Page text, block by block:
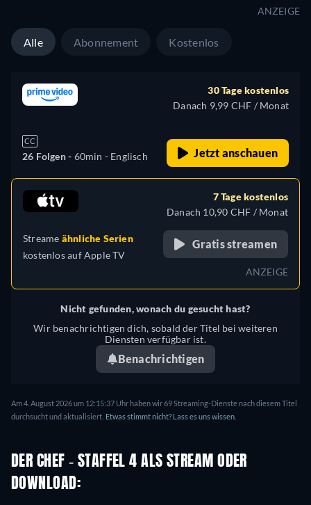
ANZEIGE
Alle Abonnement Kostenlos
CC
26 Folgen - 60min - Englisch
30 Tage kostenlos
Danach 9,99 CHF / Monat
Jetzt anschauen
Streame ähnliche Serien
kostenlos aufApple TV
7 Tage kostenlos
Danach 10,90 CHF / Monat
Gratis streamen
ANZEIGE
Nicht gefunden, wonach du gesucht hast?
Wir benachrichtigen dich, sobald der Titel bei weiteren
Diensten verfügbar ist.
Benachrichtigen
Am 4. August 2026 um 12:15:37 Uhr haben wir 69 Streaming-Dienste nach diesem Titel
durchsucht und aktualisiert. Etwas stimmt nicht? Lass es uns wissen.
DER CHEF - STAFFEL 4 ALS STREAM ODER
DOWNLOAD: